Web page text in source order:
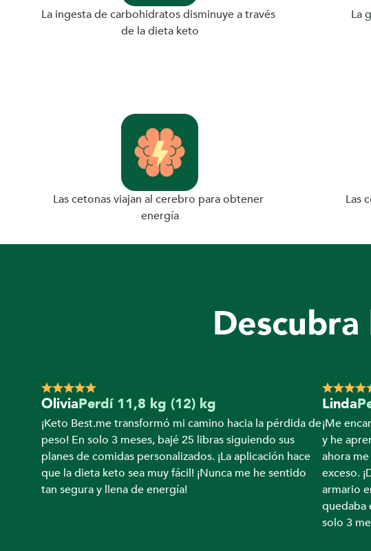
v
d
a
c
e
t
La ingesta de carbohidratos disminuye a través
de la dieta keto
La
Las cetonas viajan al cerebro para obtener
energía
Las
OliviaPerdí 11,8 kg (12) kg
¡Keto Best.me transformó mi camino hacia la pérdida de
peso! En solo 3 meses, bajé 25 libras siguiendo sus
planes de comidas personalizados. ¡La aplicación hace
que la dieta keto sea muy fácil! ¡Nunca me he sentido
tan segura y llena de energía!
Linda
¡Me
y he
ahora
exceso.
armario
quedaba
solo 3